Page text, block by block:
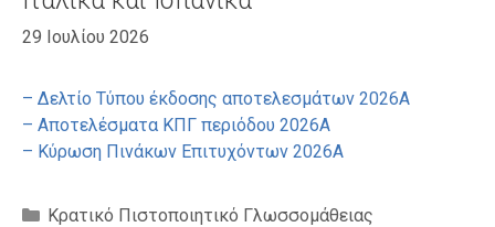
29 Ιουλίου 2026
– Δελτίο Τύπου έκδοσης αποτελεσμάτων 2026Α
– Αποτελέσματα ΚΠΓ περιόδου 2026Α
– Κύρωση Πινάκων Επιτυχόντων 2026Α
Κατηγορίες
Κρατικό Πιστοποιητικό Γλωσσομάθειας